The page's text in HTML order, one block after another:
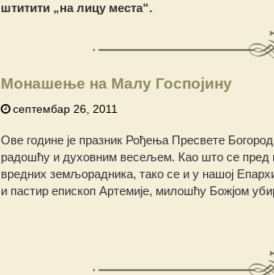
штитити „на лицу места“.
Монашење на Малу Госпојину
септембар 26, 2011
Ове године је празник Рођења Пресвете
радошћу и духовним весељем. Као што се пред
вредних земљорадника, тако се и у нашој
и пастир епископ Артемије, милошћу Божјом